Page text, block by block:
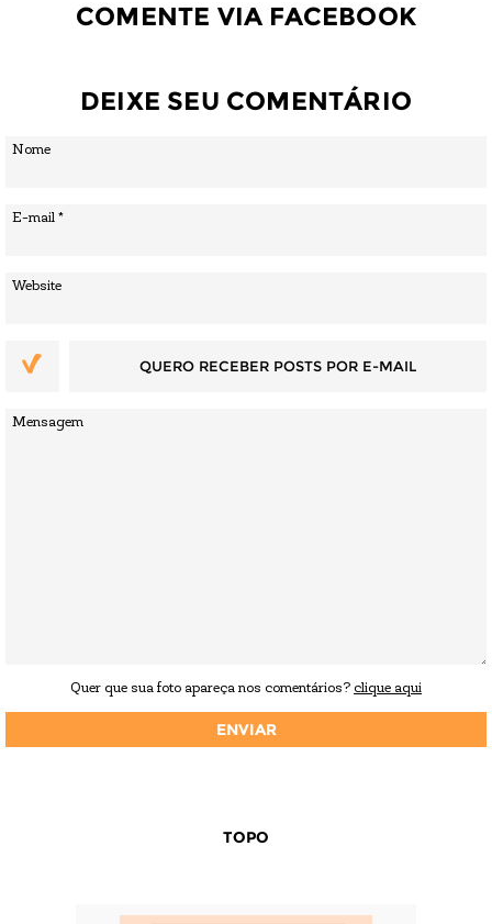
COMENTE VIA FACEBOOK
DEIXE SEU COMENTÁRIO
QUERO RECEBER POSTS POR E-MAIL
Quer que sua foto apareça nos comentários? clique aqui
TOPO